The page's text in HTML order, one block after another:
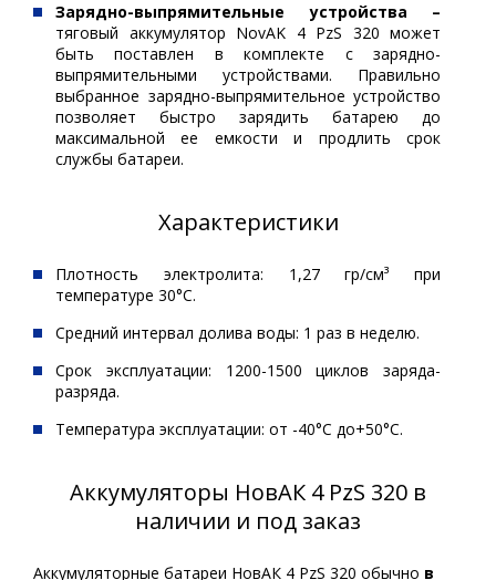
Зарядно-выпрямительные устройства –
тяговый аккумулятор NovAK 4 PzS 320 может
быть поставлен в комплекте с зарядно-
выпрямительными устройствами. Правильно
выбранное зарядно-выпрямительное устройство
позволяет быстро зарядить батарею до
максимальной ее емкости и продлить срок
службы батареи.
Характеристики
Плотность электролита: 1,27 гр/см³ при
температуре 30°С.
Средний интервал долива воды: 1 раз в неделю.
Срок эксплуатации: 1200-1500 циклов заряда-
разряда.
Температура эксплуатации: от -40°С до+50°С.
Аккумуляторы НовАК 4 PzS 320 в
наличии и под заказ
Аккумуляторные батареи НовАК 4 PzS 320 обычно в